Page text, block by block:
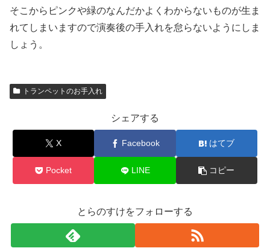
そこからピンクや緑のなんだかよくわからないものが生ま
れてしまいますので演奏後の手入れを怠らないようにしま
しょう。
トランペットのお手入れ
シェアする
X Facebook はてブ
Pocket LINE コピー
とらのすけをフォローする